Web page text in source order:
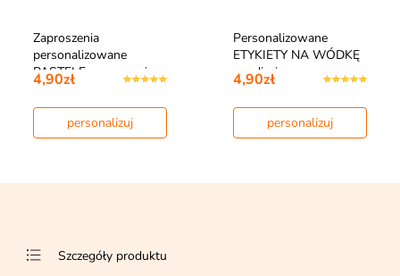
Zaproszenia
personalizowane
PASTELE zaproszenia
na…
4,90zł
personalizuj
Personalizowane
ETYKIETY NA WÓDKĘ
ze zdjęciem
4,90zł
personalizuj
Szczegóły produktu